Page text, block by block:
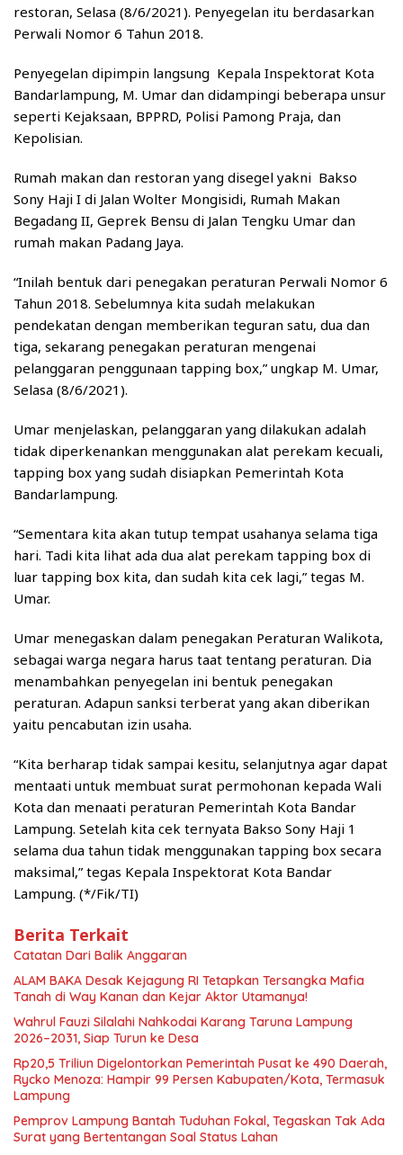
restoran, Selasa (8/6/2021). Penyegelan itu berdasarkan
Perwali Nomor 6 Tahun 2018.
Penyegelan dipimpin langsung Kepala Inspektorat Kota
Bandarlampung, M. Umar dan didampingi beberapa unsur
seperti Kejaksaan, BPPRD, Polisi Pamong Praja, dan
Kepolisian.
Rumah makan dan restoran yang disegel yakni Bakso
Sony Haji I di Jalan Wolter Mongisidi, Rumah Makan
Begadang II, Geprek Bensu di Jalan Tengku Umar dan
rumah makan Padang Jaya.
“Inilah bentuk dari penegakan peraturan Perwali Nomor 6
Tahun 2018. Sebelumnya kita sudah melakukan
pendekatan dengan memberikan teguran satu, dua dan
tiga, sekarang penegakan peraturan mengenai
pelanggaran penggunaan tapping box,” ungkap M. Umar,
Selasa (8/6/2021).
Umar menjelaskan, pelanggaran yang dilakukan adalah
tidak diperkenankan menggunakan alat perekam kecuali,
tapping box yang sudah disiapkan Pemerintah Kota
Bandarlampung.
“Sementara kita akan tutup tempat usahanya selama tiga
hari. Tadi kita lihat ada dua alat perekam tapping box di
luar tapping box kita, dan sudah kita cek lagi,” tegas M.
Umar.
Umar menegaskan dalam penegakan Peraturan Walikota,
sebagai warga negara harus taat tentang peraturan. Dia
menambahkan penyegelan ini bentuk penegakan
peraturan. Adapun sanksi terberat yang akan diberikan
yaitu pencabutan izin usaha.
“Kita berharap tidak sampai kesitu, selanjutnya agar dapat
mentaati untuk membuat surat permohonan kepada Wali
Kota dan menaati peraturan Pemerintah Kota Bandar
Lampung. Setelah kita cek ternyata Bakso Sony Haji 1
selama dua tahun tidak menggunakan tapping box secara
maksimal,” tegas Kepala Inspektorat Kota Bandar
Lampung. (*/Fik/TI)
Berita Terkait
Catatan Dari Balik Anggaran
ALAM BAKA Desak Kejagung RI Tetapkan Tersangka Mafia
Tanah di Way Kanan dan Kejar Aktor Utamanya!
Wahrul Fauzi Silalahi Nahkodai Karang Taruna Lampung
2026–2031, Siap Turun ke Desa
Rp20,5 Triliun Digelontorkan Pemerintah Pusat ke 490 Daerah,
Rycko Menoza: Hampir 99 Persen Kabupaten/Kota, Termasuk
Lampung
Pemprov Lampung Bantah Tuduhan Fokal, Tegaskan Tak Ada
Surat yang Bertentangan Soal Status Lahan